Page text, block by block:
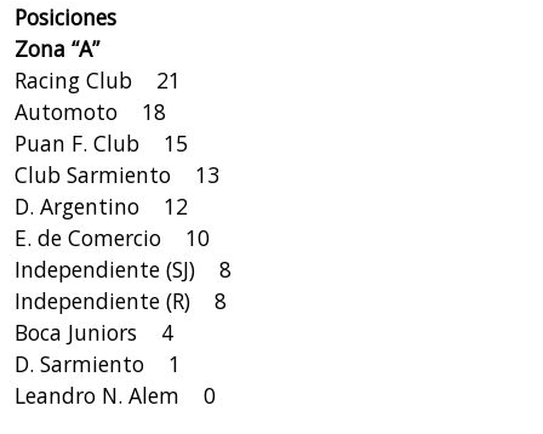
Posiciones
Zona “A”
Racing Club 21
Automoto 18
Puan F. Club 15
Club Sarmiento 13
D. Argentino 12
E. de Comercio 10
Independiente (SJ) 8
Independiente (R) 8
Boca Juniors 4
D. Sarmiento 1
Leandro N. Alem 0